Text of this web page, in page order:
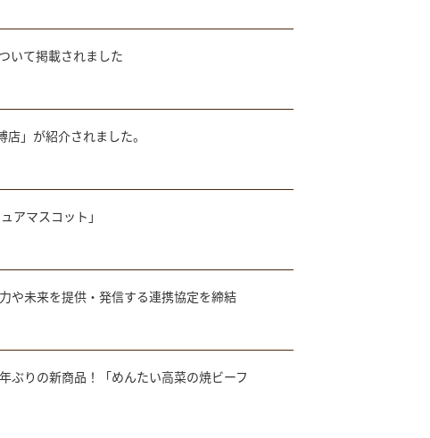
いて掲載されました
」が紹介されました。
アマスコット」
や未来を提供・発信する連携協定を締結
ぶりの新商品！「めんたい高菜の焼ビーフ